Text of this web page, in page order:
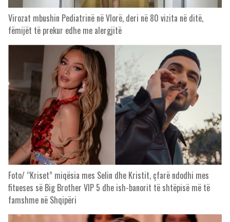
Virozat mbushin Pediatrinë në Vlorë, deri në 80 vizita në ditë,
fëmijët të prekur edhe me alergjitë
Foto/ “Kriset” miqësia mes Selin dhe Kristit, çfarë ndodhi mes
fitueses së Big Brother VIP 5 dhe ish-banorit të shtëpisë më të
famshme në Shqipëri